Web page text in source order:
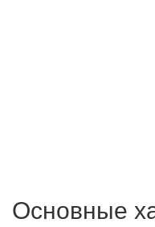
Основные